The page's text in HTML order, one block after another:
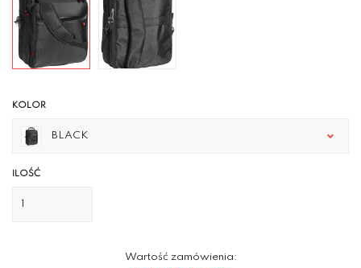
KOLOR
BLACK
ILOŚĆ
Wartość zamówienia: